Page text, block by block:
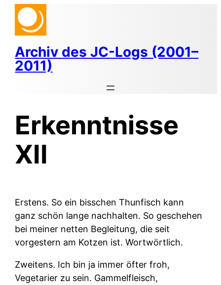
Zum
Inhalt
springen
Archiv des JC-Logs (2001–
2011)
Erkenntnisse
XII
Erstens. So ein bisschen Thunfisch kann
ganz schön lange nachhalten. So geschehen
bei meiner netten Begleitung, die seit
vorgestern am Kotzen ist. Wortwörtlich.
Zweitens. Ich bin ja immer öfter froh,
Vegetarier zu sein. Gammelfleisch,